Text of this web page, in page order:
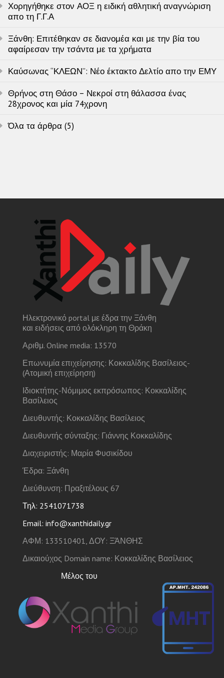
Χορηγήθηκε στον ΑΟΞ η ειδική αθλητική αναγνώριση
απο τη Γ.Γ.Α
Ξάνθη: Επιτέθηκαν σε διανομέα και με την βία του
αφαίρεσαν την τσάντα με τα χρήματα
Καύσωνας “ΚΛΕΩΝ”: Νέο έκτακτο Δελτίο απο την ΕΜΥ
Θρήνος στη Θάσο – Νεκροί στη θάλασσα ένας
28χρονος και μία 74χρονη
Όλα τα άρθρα (5)
Ηλεκτρονικό portal με έδρα την Ξάνθη
και ειδήσεις από ολόκληρη τη Θράκη
Αριθμ. Online media: 13570
Επωνυμία επιχείρησης: Κοκκαλίδης Βασίλειος-
(Ατομική επιχείρηση)
Ιδιοκτήτης-Νόμιμος εκπρόσωπος: Κοκκαλίδης
Βασίλειος
Διευθυντής: Κοκκαλίδης Βασίλειος
Διευθυντής σύνταξης: Γιάννης Κοκκαλίδης
Διαχειριστής: Μαρία Φυσικίδου
Έδρα: Ξάνθη
Διεύθυνση: Πραξιτέλους 67
Τηλ: 2541071738
Email: info@xanthidaily.gr
ΑΦΜ: 133510401, ΔΟΥ: ΞΆΝΘΗΣ
Δικαιούχος Domain name: Κοκκαλίδης Βασίλειος
Μέλος του